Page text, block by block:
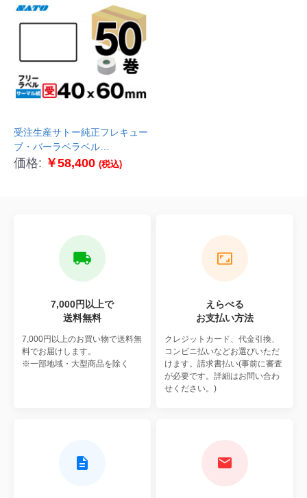
受注生産サトー純正フレキュー
ブ・バーラベラベル
055029301 フリーラベル50巻
価格: ￥58,400 (税込)
7,000円以上で
送料無料
7,000円以上のお買い物で送料無
料でお届けします。
※一部地域・大型商品を除く
えらべる
お支払い方法
クレジットカード、代金引換、
コンビニ払いなどお選びいただ
けます。請求書払い(事前に審査
が必要です。詳細はお問い合わ
せください。)